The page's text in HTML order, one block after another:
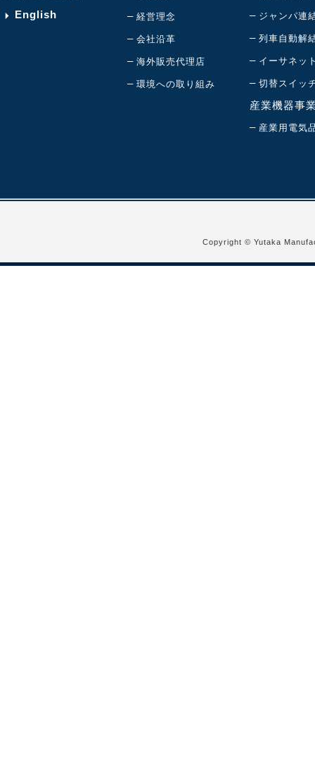
English
– 経営理念
– 会社沿革
– 海外販売代理店
– 環境への取り組み
– ジャンパ連
– 列車自動解
– イーサネッ
– 切替スイッ
産業機器事
– 産業用電気
Copyright © Yutaka